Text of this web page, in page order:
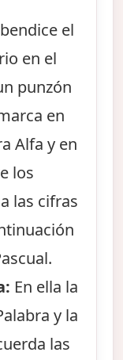
el
en el
punzón
en
Alfa y en
los
las cifras
En ella la
y la
las